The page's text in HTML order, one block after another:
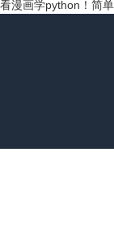
看漫画学python！简